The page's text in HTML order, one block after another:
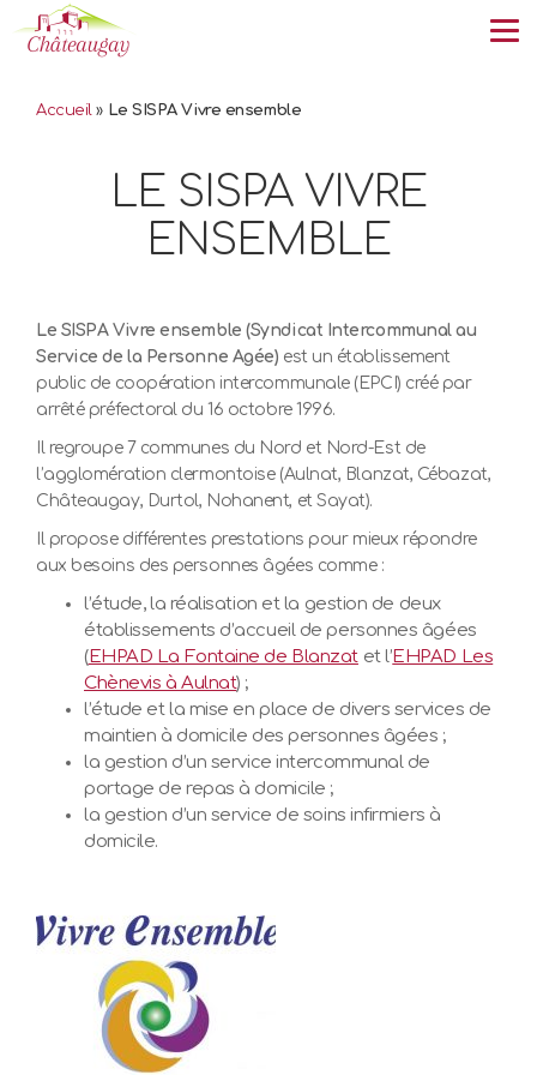
Accueil» Le SISPA Vivre ensemble
LE SISPA VIVRE
ENSEMBLE
Le SISPA Vivre ensemble (Syndicat Intercommunal au
Service de la Personne Agée) est un établissement
public de coopération intercommunale (EPCI) créé par
arrêté préfectoral du 16 octobre 1996.
Il regroupe 7 communes du Nord et Nord-Est de
l’agglomération clermontoise (Aulnat, Blanzat, Cébazat,
Châteaugay, Durtol, Nohanent, et Sayat).
Il propose différentes prestations pour mieux répondre
aux besoins des personnes âgées comme :
l’étude, la réalisation et la gestion de deux
établissements d’accueil de personnes âgées
(EHPAD La Fontaine de Blanzatet l’EHPAD Les
Chènevis à Aulnat) ;
l’étude et la mise en place de divers services de
maintien à domicile des personnes âgées ;
la gestion d’un service intercommunal de
portage de repas à domicile ;
la gestion d’un service de soins infirmiers à
domicile.